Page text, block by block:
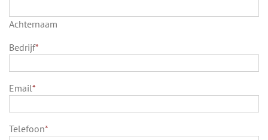
Achternaam
Bedrijf*
Email*
Telefoon*